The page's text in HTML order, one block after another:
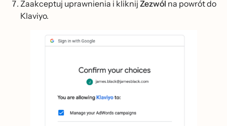
Zaakceptuj uprawnienia i kliknij Zezwól na powrót do
Klaviyo.